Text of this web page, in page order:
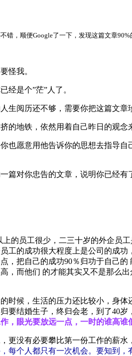
错，顺便Google了一下，发现这篇文章90%
怪我。
经是个”茫”人了。
生阅历还不够，需要你把这篇文
的地铁，依然用着自己昨日的观念
也愿意用他告诉你的思想去指导
篇对你忠告的文章，说明你已经
的员工很少，二三十岁的外企员
工的成功很大程度上是公司的成
，把自己的成功90％归功于自己
，而他们 的才能其实又不是那么
时候，生活的压力还比较小，身
要结婚生子，终归会老，到了40
，眼光要放远一点，一时的谁高谁
更没有必要攀比第一份工作的薪
每个人都只有一次机会。要知到